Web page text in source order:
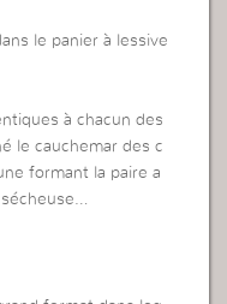
le panier à lessive
à chacun des
le cauchemar des c
formant la paire a